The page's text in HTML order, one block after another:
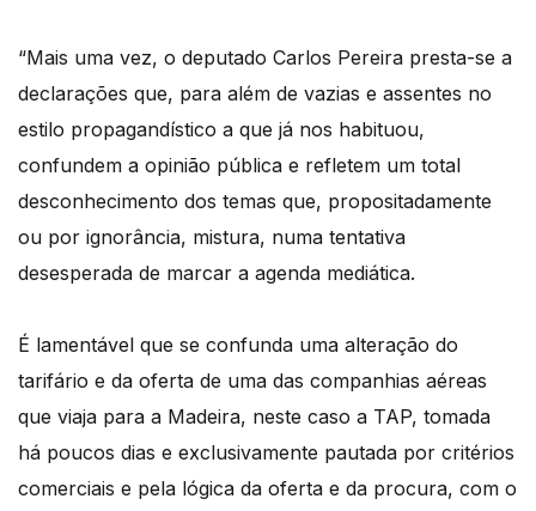
“Mais uma vez, o deputado Carlos Pereira presta-se a
declarações que, para além de vazias e assentes no
estilo propagandístico a que já nos habituou,
confundem a opinião pública e refletem um total
desconhecimento dos temas que, propositadamente
ou por ignorância, mistura, numa tentativa
desesperada de marcar a agenda mediática.
É lamentável que se confunda uma alteração do
tarifário e da oferta de uma das companhias aéreas
que viaja para a Madeira, neste caso a TAP, tomada
há poucos dias e exclusivamente pautada por critérios
comerciais e pela lógica da oferta e da procura, com o